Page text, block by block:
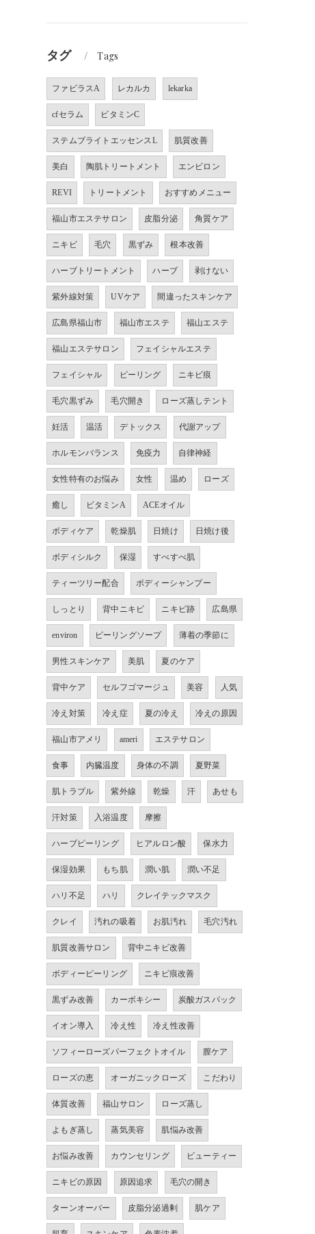
タグ Tags
ファビラスA レカルカ lekarka
cfセラム ビタミンC
ステムブライトエッセンスL 肌質改善
美白 陶肌トリートメント エンビロン
REVI トリートメント おすすめメニュー
福山市エステサロン 皮脂分泌 角質ケア
ニキビ 毛穴 黒ずみ 根本改善
ハーブトリートメント ハーブ 剥けない
紫外線対策 UVケア 間違ったスキンケア
広島県福山市 福山市エステ 福山エステ
福山エステサロン フェイシャルエステ
フェイシャル ピーリング ニキビ痕
毛穴黒ずみ 毛穴開き ローズ蒸しテント
妊活 温活 デトックス 代謝アップ
ホルモンバランス 免疫力 自律神経
女性特有のお悩み 女性 温め ローズ
癒し ビタミンA ACEオイル
ボディケア 乾燥肌 日焼け 日焼け後
ボディシルク 保湿 すべすべ肌
ティーツリー配合 ボディーシャンプー
しっとり 背中ニキビ ニキビ跡 広島県
environ ピーリングソープ 薄着の季節に
男性スキンケア 美肌 夏のケア
背中ケア セルフゴマージュ 美容 人気
冷え対策 冷え症 夏の冷え 冷えの原因
福山市アメリ ameri エステサロン
食事 内臓温度 身体の不調 夏野菜
肌トラブル 紫外線 乾燥 汗 あせも
汗対策 入浴温度 摩擦
ハーブピーリング ヒアルロン酸 保水力
保湿効果 もち肌 潤い肌 潤い不足
ハリ不足 ハリ クレイテックマスク
クレイ 汚れの吸着 お肌汚れ 毛穴汚れ
肌質改善サロン 背中ニキビ改善
ボディーピーリング ニキビ痕改善
黒ずみ改善 カーボキシー 炭酸ガスパック
イオン導入 冷え性 冷え性改善
ソフィーローズパーフェクトオイル 膣ケア
ローズの恵 オーガニックローズ こだわり
体質改善 福山サロン ローズ蒸し
よもぎ蒸し 蒸気美容 肌悩み改善
お悩み改善 カウンセリング ビューティー
ニキビの原因 原因追求 毛穴の開き
ターンオーバー 皮脂分泌過剰 肌ケア